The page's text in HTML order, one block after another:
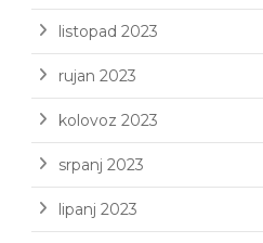
listopad 2023
rujan 2023
kolovoz 2023
srpanj 2023
lipanj 2023